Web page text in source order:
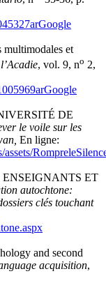
Google
et
, vol. 9, no 2,
Google
DE
le voile sur les
En ligne:
ET
autochtone:
clés touchant
and second
acquisition,